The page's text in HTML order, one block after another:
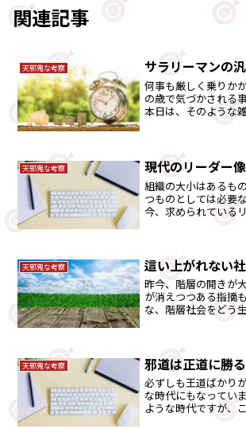
関連記事
天邪鬼な考察 サラリーマンの
何事も厳しく乗りか
の歳で気づかされる
本日は、そのような
天邪鬼な考察 現代のリーダー
組織の大小はあるも
つものとしては必要
今、求められている
天邪鬼な考察 這い上がれない
昨今、階層の開きが
が消えつつある指摘
な、階層社会をどう
天邪鬼な考察 邪道は正道に勝
必ずしも王道ばかり
な時代にもなってい
ような時代ですが、
道」な精神は持ち合